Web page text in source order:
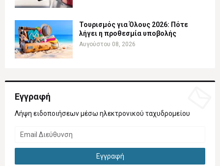
Τουρισμός για Όλους 2026: Πότε
λήγει η προθεσμία υποβολής
Αυγούστου 08, 2026
Εγγραφή
Λήψη ειδοποιήσεων μέσω ηλεκτρονικού ταχυδρομείου